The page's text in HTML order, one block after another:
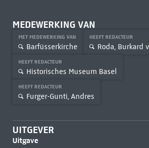
MEDEWERKING VAN
MET MEDEWERKING VAN
Barfüsserkirche
HEEFT REDACTEUR
Roda, Burkard
HEEFT REDACTEUR
Historisches Museum Basel
HEEFT REDACTEUR
Furger-Gunti, Andres
UITGEVER
Uitgave